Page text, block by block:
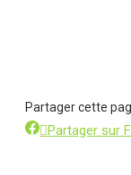
Partager cette
Partager sur